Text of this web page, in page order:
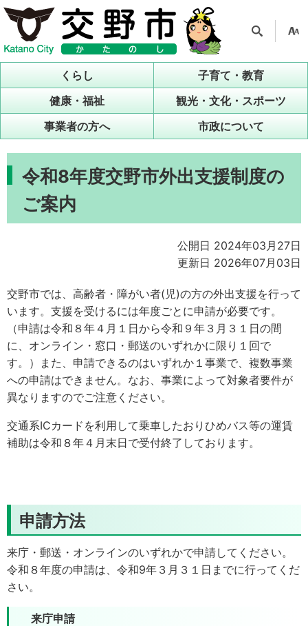
ル
くらし
子育て・教育
健康・福祉
観光・文化・スポーツ
事業者の方へ
市政について
令和8年度交野市外出支援制度の
ご案内
公開日 2024年03月27日
更新日 2026年07月03日
交野市では、高齢者・障がい者(児)の方の外出支援を行って
います。支援を受けるには年度ごとに申請が必要です。
（申請は令和８年４月１日から令和９年３月３１日の間
に、オンライン・窓口・郵送のいずれかに限り１回で
す。）また、申請できるのはいずれか１事業で、複数事業
への申請はできません。なお、事業によって対象者要件が
異なりますのでご注意ください。
交通系ICカードを利用して乗車したおりひめバス等の運賃
補助は令和８年４月末日で受付終了しております。
申請方法
来庁・郵送・オンラインのいずれかで申請してください。
令和８年度の申請は、令和9年３月３１日までに行ってくだ
さい。
来庁申請